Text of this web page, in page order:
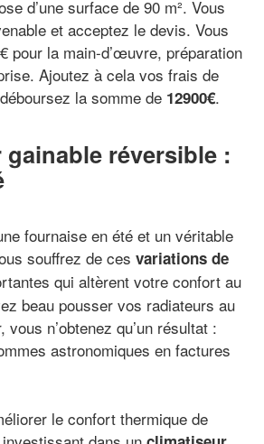
d’une surface de 90 m². Vous
et acceptez le devis. Vous
pour la main-d’œuvre, préparation
Ajoutez à cela vos frais de
la somme de 12900€.
réversible :
fournaise en été et un véritable
souffrez de ces variations de
qui altèrent votre confort au
beau pousser vos radiateurs au
n’obtenez qu’un résultat :
astronomiques en factures
le confort thermique de